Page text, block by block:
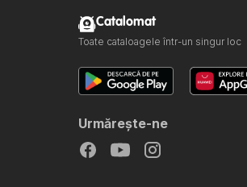
Catalomat
Toate cataloagele într-un singur loc
Urmăreşte-ne